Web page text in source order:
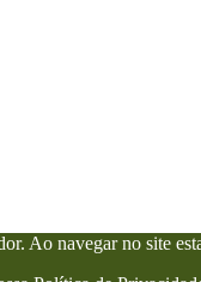
Ao navegar no site